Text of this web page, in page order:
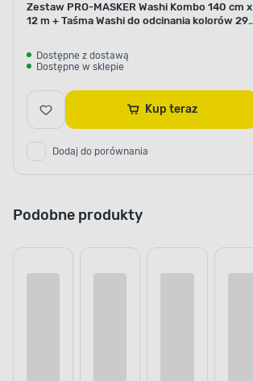
Zestaw PRO-MASKER Washi Kombo 140 cm x
12 m + Taśma Washi do odcinania kolorów 29
Dostępne z dostawą
Dostępne w sklepie
Kup teraz
Dodaj do porównania
Podobne produkty